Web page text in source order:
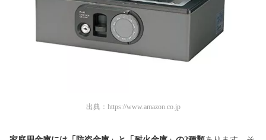
出典： https://www.amazon.co.jp